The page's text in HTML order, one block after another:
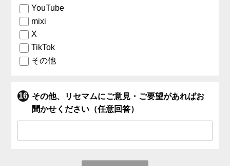
YouTube
mixi
X
TikTok
その他
その他、リセマムにご意見・ご要望があればお
聞かせください（任意回答）